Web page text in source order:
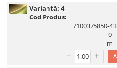
Variantă: 4
Cod Produs:
7100375850-4
0
m